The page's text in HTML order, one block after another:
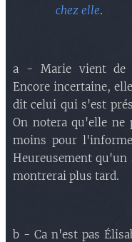
chez elle.
a - Marie vient de
Encore incertaine,
dit celui qui s'est
On notera qu'elle ne
moins pour
Heureusement qu'un
montrerai plus tard.
b - Ca n'est pas